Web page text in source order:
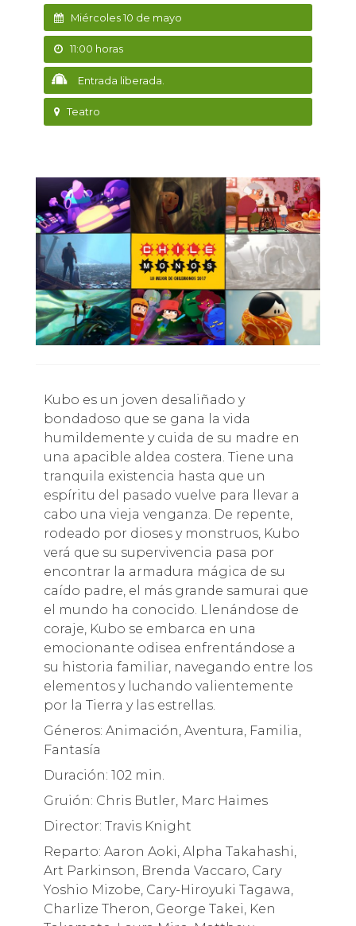
Miércoles 10 de mayo
11:00 horas
Entrada liberada.
Teatro
Kubo es un joven desaliñado y
bondadoso que se gana la vida
humildemente y cuida de su madre en
una apacible aldea costera. Tiene una
tranquila existencia hasta que un
espíritu del pasado vuelve para llevar a
cabo una vieja venganza. De repente,
rodeado por dioses y monstruos, Kubo
verá que su supervivencia pasa por
encontrar la armadura mágica de su
caído padre, el más grande samurai que
el mundo ha conocido. Llenándose de
coraje, Kubo se embarca en una
emocionante odisea enfrentándose a
su historia familiar, navegando entre los
elementos y luchando valientemente
por la Tierra y las estrellas.
Géneros: Animación, Aventura, Familia,
Fantasía
Duración: 102 min.
Gruión: Chris Butler, Marc Haimes
Director: Travis Knight
Reparto: Aaron Aoki, Alpha Takahashi,
Art Parkinson, Brenda Vaccaro, Cary
Yoshio Mizobe, Cary-Hiroyuki Tagawa,
Charlize Theron, George Takei, Ken